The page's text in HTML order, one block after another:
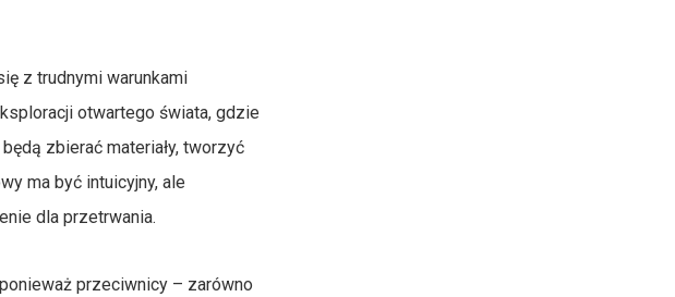
z trudnymi warunkami
otwartego świata, gdzie
zbierać materiały, tworzyć
ma być intuicyjny, ale
dla przetrwania.
przeciwnicy – zarówno